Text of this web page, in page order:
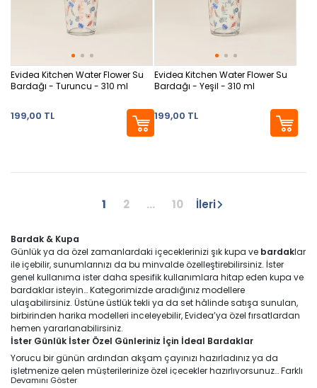
Evidea Kitchen Water Flower Su
Bardağı - Turuncu - 310 ml
199,00 TL
Evidea Kitchen Water Flower Su
Bardağı - Yeşil - 310 ml
199,00 TL
1 2 ... 10 İleri
Bardak & Kupa
Günlük ya da özel zamanlardaki içeceklerinizi şık kupa ve bardaklar
ile içebilir, sunumlarınızı da bu minvalde özelleştirebilirsiniz. İster
genel kullanıma ister daha spesifik kullanımlara hitap eden kupa ve
bardaklar isteyin… Kategorimizde aradığınız modellere
ulaşabilirsiniz. Üstüne üstlük tekli ya da set hâlinde satışa sunulan,
birbirinden harika modelleri inceleyebilir, Evidea’ya özel fırsatlardan
hemen yararlanabilirsiniz.
İster Günlük İster Özel Günleriniz İçin İdeal Bardaklar
Yorucu bir günün ardından akşam çayınızı hazırladınız ya da
işletmenize gelen müşterilerinize özel içecekler hazırlıyorsunuz… Farklı
pek çok senaryo için ideal bardak çeşitlerine ulaşmanız çocuk
Devamını Göster